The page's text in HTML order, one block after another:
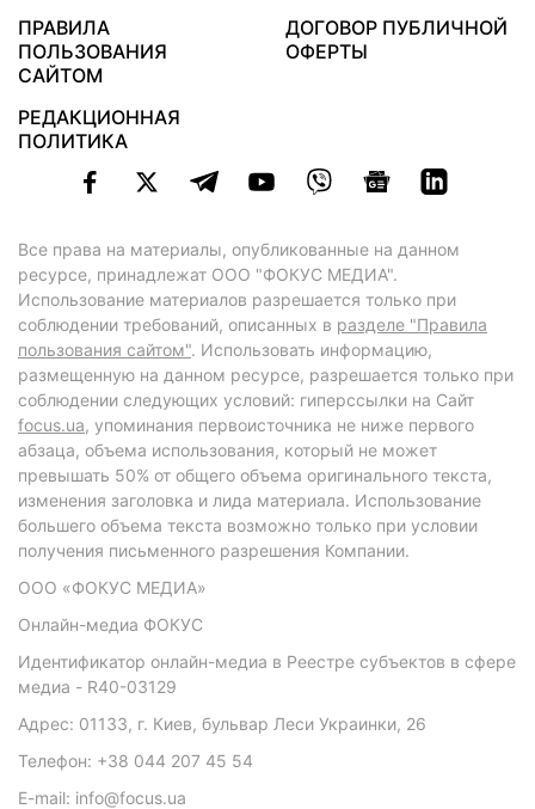
ПРАВИЛА
ПОЛЬЗОВАНИЯ
САЙТОМ
ДОГОВОР ПУБЛИЧНОЙ
ОФЕРТЫ
РЕДАКЦИОННАЯ
ПОЛИТИКА
Все права на материалы, опубликованные на данном
ресурсе, принадлежат ООО "ФОКУС МЕДИА".
Использование материалов разрешается только при
соблюдении требований, описанных в разделе "Правила
пользования сайтом". Использовать информацию,
размещенную на данном ресурсе, разрешается только при
соблюдении следующих условий: гиперссылки на Сайт
focus.ua, упоминания первоисточника не ниже первого
абзаца, объема использования, который не может
превышать 50% от общего объема оригинального текста,
изменения заголовка и лида материала. Использование
большего объема текста возможно только при условии
получения письменного разрешения Компании.
ООО «ФОКУС МЕДИА»
Онлайн-медиа ФОКУС
Идентификатор онлайн-медиа в Реестре субъектов в сфере
медиа - R40-03129
Адрес: 01133, г. Киев, бульвар Леси Украинки, 26
Телефон: +38 044 207 45 54
E-mail: info@focus.ua